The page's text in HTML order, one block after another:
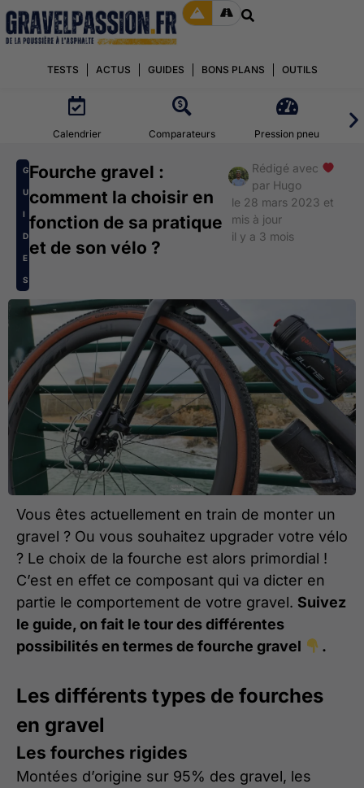
TESTS ACTUS GUIDES BONS PLANS OUTILS
Calendrier Comparateurs Pression pneu
G
U
I
D
E
S
Fourche gravel :
comment la choisir en
fonction de sa pratique
et de son vélo ?
Rédigé avec
par Hugo
le 28 mars 2023 et
mis à jour
il y a 3 mois
Vous êtes actuellement en train de monter un
gravel ? Ou vous souhaitez upgrader votre vélo
? Le choix de la fourche est alors primordial !
C’est en effet ce composant qui va dicter en
partie le comportement de votre gravel. Suivez
le guide, on fait le tour des différentes
possibilités en termes de fourche gravel
.
Les différents types de fourches
en gravel
Les fourches rigides
Montées d’origine sur 95% des gravel, les